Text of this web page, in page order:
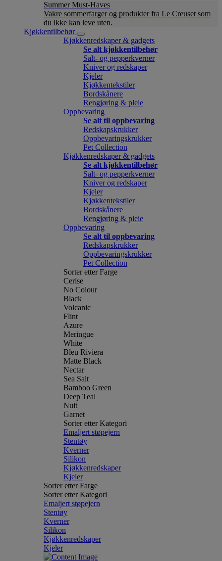
Summer Must-Haves
Vakre sommerfarger og produkter fra Le Creuset som
du ikke kan leve uten.
Kjøkkentilbehør
Kjøkkenredskaper & gadgets
Se alt kjøkkentilbehør
Salt- og pepperkverner
Kniver og redskaper
Kjeler
Kjøkkentekstiler
Bordskånere
Rengjøring & pleie
Oppbevaring
Se alt til oppbevaring
Redskapskrukker
Oppbevaringskrukker
Pet Collection
Kjøkkenredskaper & gadgets
Se alt kjøkkentilbehør
Salt- og pepperkverner
Kniver og redskaper
Kjeler
Kjøkkentekstiler
Bordskånere
Rengjøring & pleie
Oppbevaring
Se alt til oppbevaring
Redskapskrukker
Oppbevaringskrukker
Pet Collection
Sorter etter Farge
Cerise
No Colour
Black
Volcanic
Flint
Azure
Meringue
White
Bleu Riviera
Matte Black
Nectar
Sea Salt
Bamboo Green
Deep Teal
Nuit
Garnet
Sorter etter Kategori
Emaljert støpejern
Stentøy
Kverner
Silikon
Kjøkkenredskaper
Kjeler
Sorter etter Farge
Sorter etter Kategori
Emaljert støpejern
Stentøy
Kverner
Silikon
Kjøkkenredskaper
Kjeler